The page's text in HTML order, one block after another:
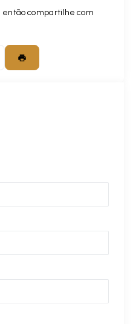
então compartilhe com